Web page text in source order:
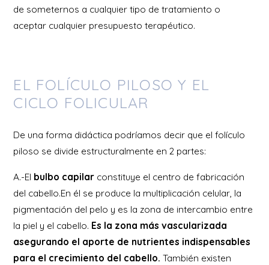
de someternos a cualquier tipo de tratamiento o
aceptar cualquier presupuesto terapéutico.
EL FOLÍCULO PILOSO Y EL
CICLO FOLICULAR
De una forma didáctica podríamos decir que el folículo
piloso se divide estructuralmente en 2 partes:
A.-El bulbo capilar constituye el centro de fabricación
del cabello.En él se produce la multiplicación celular, la
pigmentación del pelo y es la zona de intercambio entre
la piel y el cabello. Es la zona más vascularizada
asegurando el aporte de nutrientes indispensables
para el crecimiento del cabello. También existen